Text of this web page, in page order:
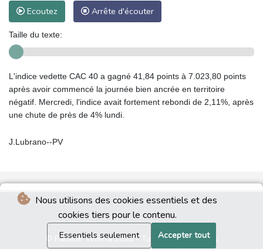
Nous utilisons des cookies essentiels et des
cookies tiers pour le contenu.
Essentiels seulement Accepter tout
Ecoutez Arrête d'écouter
Taille du texte:
L'indice vedette CAC 40 a gagné 41,84 points à 7.023,80 points
après avoir commencé la journée bien ancrée en territoire
négatif. Mercredi, l'indice avait fortement rebondi de 2,11%, après
une chute de près de 4% lundi.
J.Lubrano--PV
© Pallade Veneta 2026 - Tous droits réservés